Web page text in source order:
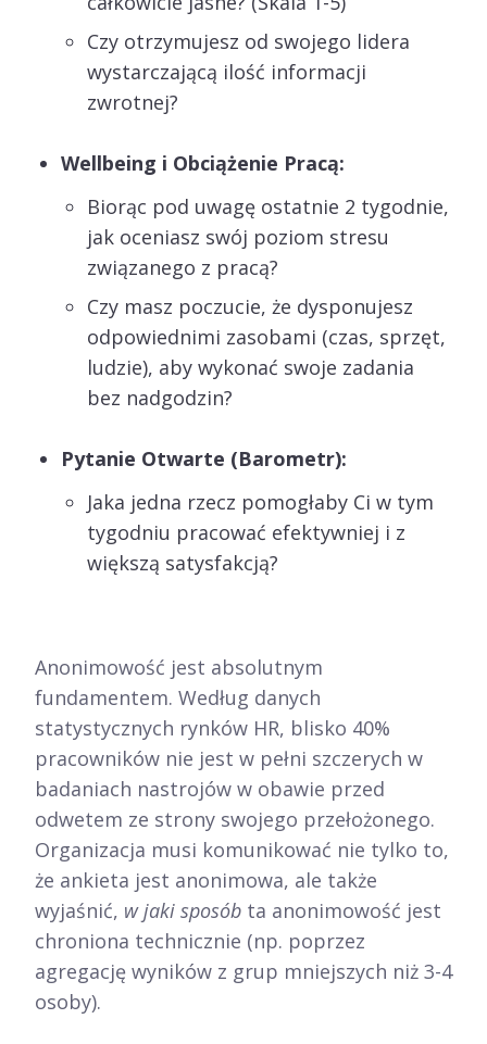
Czy otrzymujesz od swojego lidera
wystarczającą ilość informacji
zwrotnej?
Wellbeing i Obciążenie Pracą:
Biorąc pod uwagę ostatnie 2 tygodnie,
jak oceniasz swój poziom stresu
związanego z pracą?
Czy masz poczucie, że dysponujesz
odpowiednimi zasobami (czas, sprzęt,
ludzie), aby wykonać swoje zadania
bez nadgodzin?
Pytanie Otwarte (Barometr):
Jaka jedna rzecz pomogłaby Ci w tym
tygodniu pracować efektywniej i z
większą satysfakcją?
Anonimowość jest absolutnym
fundamentem. Według danych
statystycznych rynków HR, blisko 40%
pracowników nie jest w pełni szczerych w
badaniach nastrojów w obawie przed
odwetem ze strony swojego przełożonego.
Organizacja musi komunikować nie tylko to,
że ankieta jest anonimowa, ale także
wyjaśnić, w jaki sposób ta anonimowość jest
chroniona technicznie (np. poprzez
agregację wyników z grup mniejszych niż 3-4
osoby).